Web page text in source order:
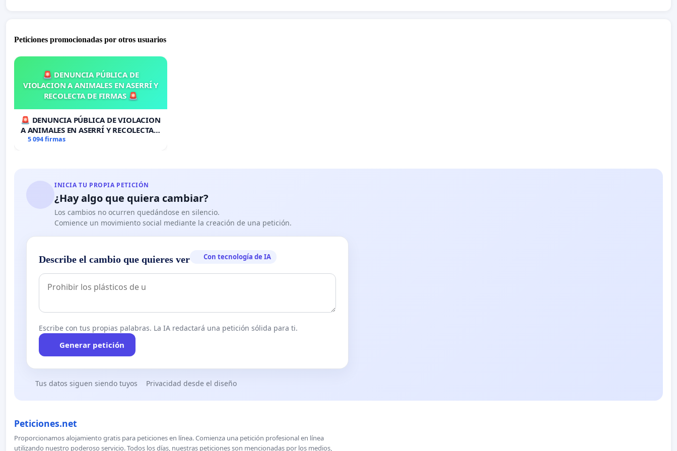
Peticiones promocionadas por otros usuarios
🚨 DENUNCIA PÚBLICA DE
VIOLACION A ANIMALES EN ASERRÍ Y
RECOLECTA DE FIRMAS 🚨
🚨 DENUNCIA PÚBLICA DE VIOLACION
A ANIMALES EN ASERRÍ Y RECOLECTA
DE FIRMAS 🚨
5 094 firmas
INICIA TU PROPIA PETICIÓN
¿Hay algo que quiera cambiar?
Los cambios no ocurren quedándose en silencio.
Comience un movimiento social mediante la creación de una petición.
Describe el cambio que quieres ver Con tecnología de IA
Escribe con tus propias palabras. La IA redactará una petición sólida para ti.
Generar petición
Tus datos siguen siendo tuyos Privacidad desde el diseño
Peticiones.net
Proporcionamos alojamiento gratis para peticiones en línea. Comienza una petición profesional en línea
utilizando nuestro poderoso servicio. Todos los días, nuestras peticiones son mencionadas por los medios,